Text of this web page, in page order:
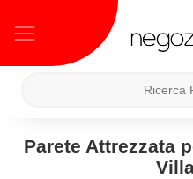
Parete Attrezzata